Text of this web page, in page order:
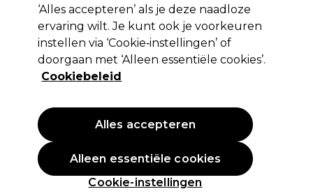
Osmo Extreme Volume Volumecrème 150ml
(0)
12,74 €14,99 €
PROMOTIE
‘Alles accepteren’ als je deze naadloze
ervaring wilt. Je kunt ook je voorkeuren
instellen via ‘Cookie‑instellingen’ of
doorgaan met ‘Alleen essentiële cookies’.
Cookiebeleid
Cookie-instellingen
Alleen essentiële cookies
Alles accepteren